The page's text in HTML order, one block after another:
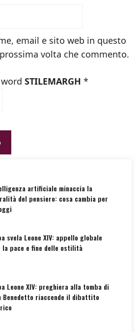
email e sito web in questo
volta che commento.
STILEMARGH *
artificiale minaccia la
del pensiero: cosa cambia per
svela Leone XIV: appello globale
la pace e fine delle ostilità
Leone XIV: preghiera alla tomba di
Benedetto riaccende il dibattito